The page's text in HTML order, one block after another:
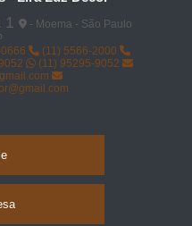
- Moema - São Paulo
(11) 5566-2000
(11) 95295-9052